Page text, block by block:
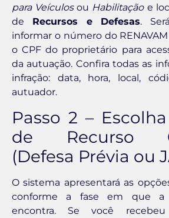
para Veículosou Habilitaçãoe
de Recursos e Defesas.
informar o número do
o CPF do proprietário para
da autuação. Confira todas as
infração: data, hora, local,
autuador.
Passo 2 –
de Recurso
(Defesa Prévia ou
O sistema apresentará as
conforme a fase em que a
encontra. Se você